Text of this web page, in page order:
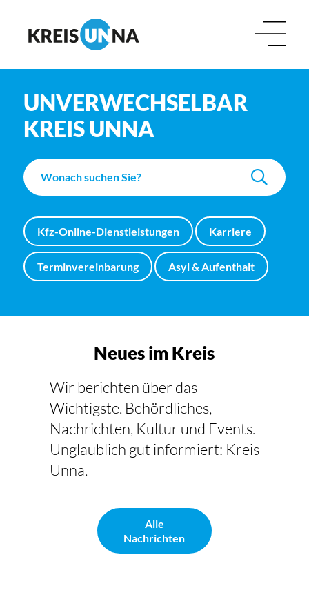
UNVERWECHSELBAR
KREIS UNNA
Kfz-Online-Dienstleistungen Karriere
Terminvereinbarung Asyl & Aufenthalt
Neues im Kreis
Wir berichten über das
Wichtigste. Behördliches,
Nachrichten, Kultur und Events.
Unglaublich gut informiert: Kreis
Unna.
Alle
Nachrichten